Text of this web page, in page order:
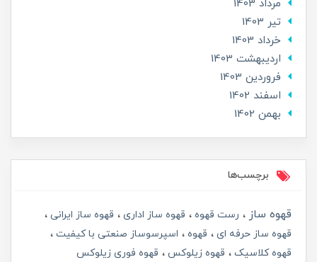
مرداد 1403
تير 1403
خرداد 1403
ارديبهشت 1403
فروردین 1403
اسفند 1402
بهمن 1402
برچسب‌ها
قهوه ساز رست قهوه قهوه ساز اداری
قهوه ساز ایرانی
قهوه ساز حرفه ای
قهوه
اسپرسوساز صنعتی با کیفیت
قهوه کلاسیک
قهوه زیلوکس قهوه فوری زیلوکس